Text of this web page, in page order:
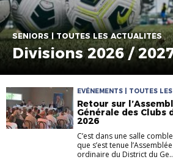
SENIORS | TOUTES LES ACTUALITÉS
Divisions 2026 /
EVÉNEMENTS | TOUTES
Retour sur
Générale des Clubs
2026
C’est dans une salle
que s’est tenue
ordinaire du District du